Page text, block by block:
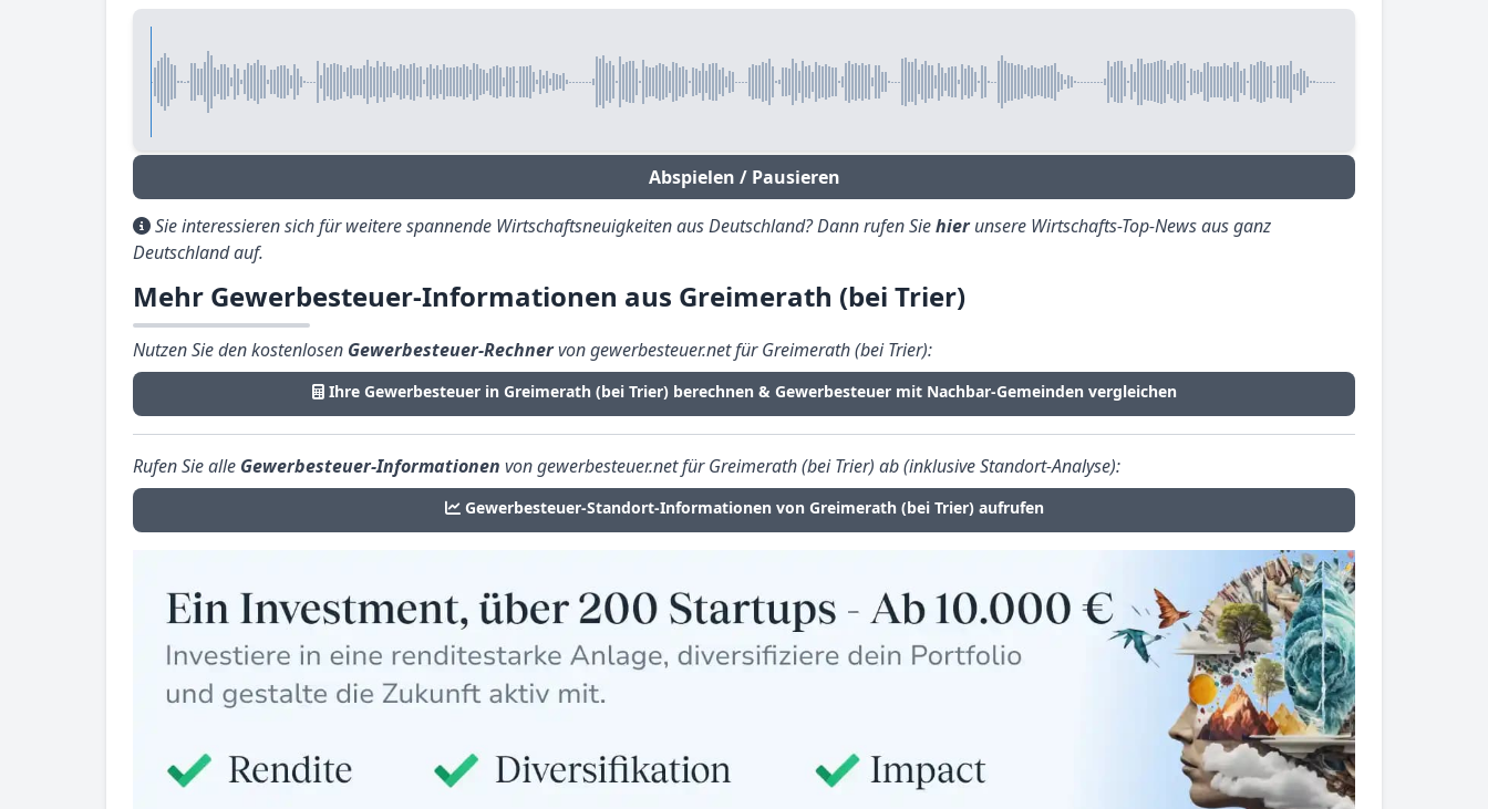
Abspielen / Pausieren
Sie interessieren sich für weitere spannende Wirtschaftsneuigkeiten aus Deutschland? Dann rufen Siehierunsere Wirtschafts-Top-News aus ganz
Deutschland auf.
Mehr Gewerbesteuer-Informationen aus Greimerath (bei Trier)
Nutzen Sie den kostenlosen Gewerbesteuer-Rechnervon gewerbesteuer.net für Greimerath (bei Trier):
Ihre Gewerbesteuer in Greimerath (bei Trier) berechnen & Gewerbesteuer mit Nachbar-Gemeinden vergleichen
Rufen Sie alle Gewerbesteuer-Informationen von gewerbesteuer.net für Greimerath (bei Trier) ab (inklusive Standort-Analyse):
Gewerbesteuer-Standort-Informationen von Greimerath (bei Trier) aufrufen